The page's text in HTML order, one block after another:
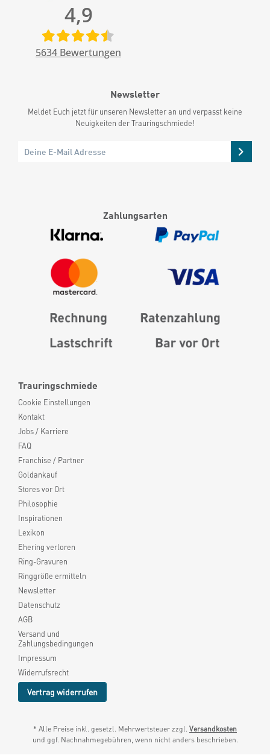
Trauringschmiede
Cookie Einstellungen
Kontakt
Jobs / Karriere
FAQ
Franchise / Partner
Goldankauf
Stores vor Ort
Philosophie
Inspirationen
Lexikon
Ehering verloren
Ring-Gravuren
Ringgröße ermitteln
Newsletter
Datenschutz
AGB
Versand und
Zahlungsbedingungen
Impressum
Widerrufsrecht
Vertrag widerrufen
4,9
5634 Bewertungen
Newsletter
Meldet Euch jetzt für unseren Newsletter an und verpasst keine
Neuigkeiten der Trauringschmiede!
Zahlungsarten
* Alle Preise inkl. gesetzl. Mehrwertsteuer zzgl. Versandkosten
und ggf. Nachnahmegebühren, wenn nicht anders beschrieben.